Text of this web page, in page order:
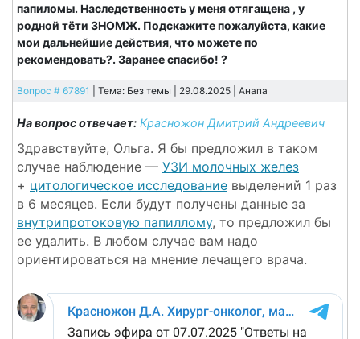
папиломы. Наследственность у меня отягащена , у
родной тёти ЗНОМЖ. Подскажите пожалуйста, какие
мои дальнейшие действия, что можете по
рекомендовать?. Заранее спасибо! ?
Вопрос # 67891 | Тема: Без темы | 29.08.2025 | Анапа
На вопрос отвечает: Красножон Дмитрий Андреевич
Здравствуйте, Ольга. Я бы предложил в таком
случае наблюдение — УЗИ молочных желез
+ цитологическое исследование выделений 1 раз
в 6 месяцев. Если будут получены данные за
внутрипротоковую папиллому, то предложил бы
ее удалить. В любом случае вам надо
ориентироваться на мнение лечащего врача.